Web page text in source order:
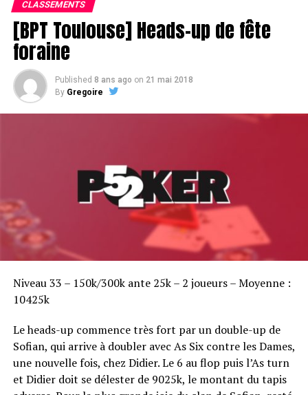
CLASSEMENTS
[BPT Toulouse] Heads-up de fête
foraine
Published 8 ans ago on 21 mai 2018
By Gregoire
Niveau 33 – 150k/300k ante 25k – 2 joueurs – Moyenne :
10425k
Le heads-up commence très fort par un double-up de
Sofian, qui arrive à doubler avec As Six contre les Dames,
une nouvelle fois, chez Didier. Le 6 au flop puis l’As turn
et Didier doit se délester de 9025k, le montant du tapis